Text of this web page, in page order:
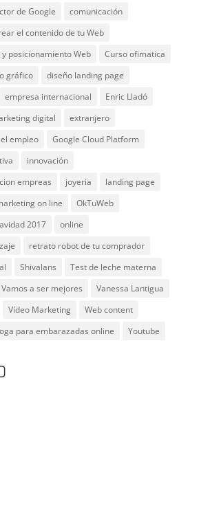
de Google
comunicación
el contenido de tu Web
posicionamiento Web
Curso ofimatica
gráfico
diseño landing page
empresa internacional
Enric Lladó
digital
extranjero
empleo
Google Cloud Platform
innovación
empreas
joyeria
landing page
on line
OkTuWeb
2017
online
retrato robot de tu comprador
Shivalans
Test de leche materna
Vamos a ser mejores
Vanessa Lantigua
Vídeo Marketing
Web content
para embarazadas online Youtube